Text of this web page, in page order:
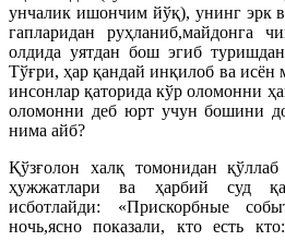
унчалик ишончим йўқ), унинг эрк
гапларидан руҳланиб,майдонга
олдида уятдан бош эгиб
Тўғри, ҳар қандай инқилоб ва
инсонлар қаторида кўр оломонни
оломонни деб юрт учун бошини
нима айб?
Қўзғолон халқ томонидан қўллаб
ҳужжатлари ва ҳарбий суд
исботлайди: «Прискорбные
ночь,ясно показали, кто есть